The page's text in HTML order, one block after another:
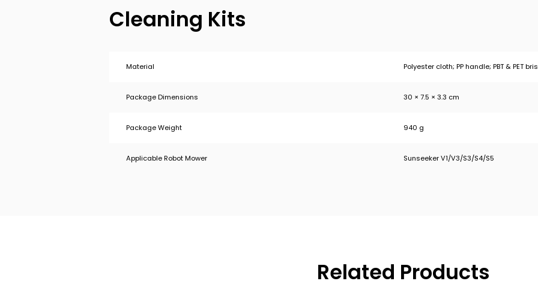
Cleaning Kits
Material Polyester cloth; PP handle; PBT & PET
Package Dimensions 30 × 7.5 × 3.3 cm
Package Weight 940 g
Applicable Robot Mower Sunseeker V1/V3/S3/S4/S5
Related Products